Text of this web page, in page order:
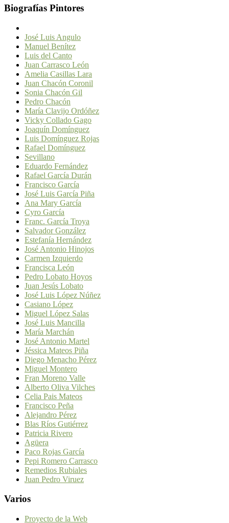
Biografías Pintores
José Luis Angulo
Manuel Benítez
Luis del Canto
Juan Carrasco León
Amelia Casillas Lara
Juan Chacón Coronil
Sonia Chacón Gil
Pedro Chacón
María Clavijo Ordóñez
Vicky Collado Gago
Joaquín Domínguez
Luis Domínguez Rojas
Rafael Domínguez
Sevillano
Eduardo Fernández
Rafael García Durán
Francisco García
José Luis García Piña
Ana Mary García
Cyro García
Franc. García Troya
Salvador González
Estefanía Hernández
José Antonio Hinojos
Carmen Izquierdo
Francisca León
Pedro Lobato Hoyos
Juan Jesús Lobato
José Luis López Núñez
Casiano López
Miguel López Salas
José Luis Mancilla
María Marchán
José Antonio Martel
Jéssica Mateos Piña
Diego Menacho Pérez
Miguel Montero
Fran Moreno Valle
Alberto Oliva Vilches
Celia Pais Mateos
Francisco Peña
Alejandro Pérez
Blas Ríos Gutiérrez
Patricia Rivero
Agüera
Paco Rojas García
Pepi Romero Carrasco
Remedios Rubiales
Juan Pedro Viruez
Varios
Proyecto de la Web